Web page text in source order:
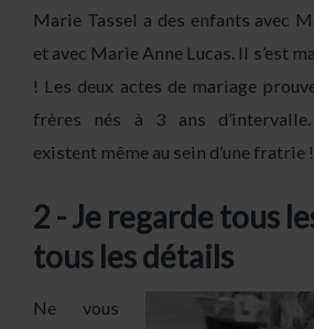
Marie Tassel a des enfants avec
et avec Marie Anne Lucas. Il s’est
! Les deux actes de mariage
frères nés à 3 ans d’intervalle.
existent même au sein d’une fratrie !
2 - Je regarde tous
tous les détails
Ne vous